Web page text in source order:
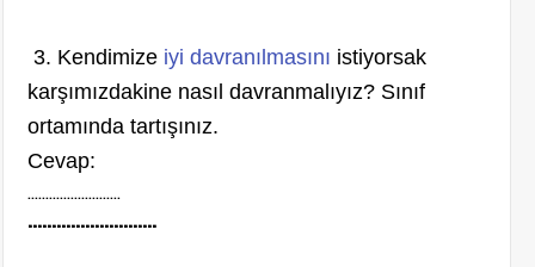
3. Kendimize iyi davranılmasını istiyorsak
karşımızdakine nasıl davranmalıyız? Sınıf
ortamında tartışınız.
Cevap:
……………………..
...……………………